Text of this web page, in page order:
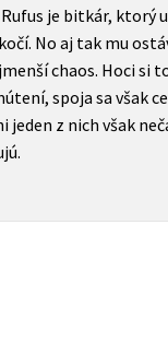
je bitkár, ktorý
No aj tak mu
chaos. Hoci si
spoja sa však
jeden z nich však